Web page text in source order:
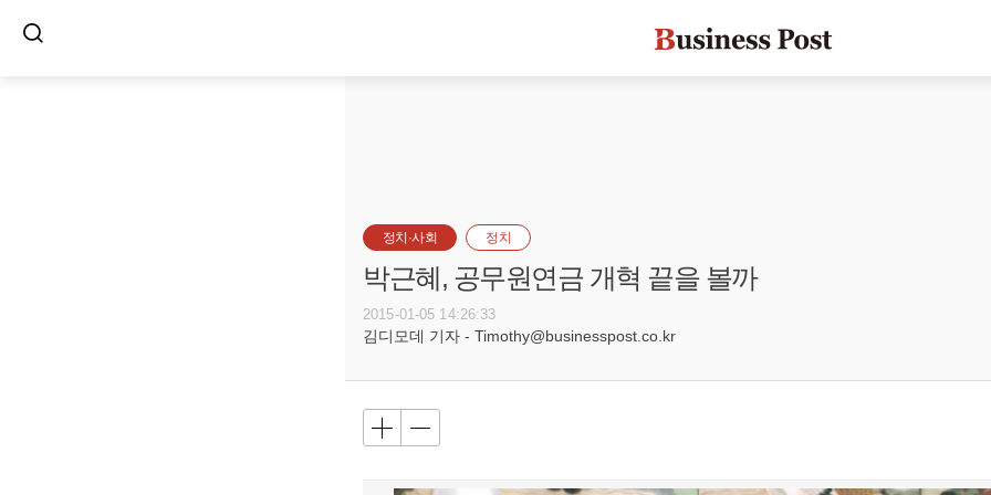
정치·사회 정치
박근혜, 공무원연금 개혁 끝을 볼까
2015-01-05 14:26:33
김디모데 기자 - Timothy@businesspost.co.kr